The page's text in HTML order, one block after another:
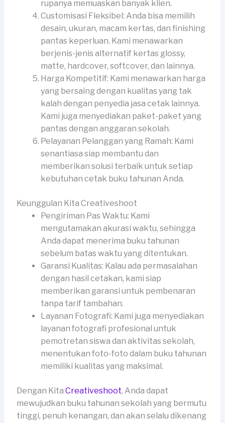
rupanya memuaskan banyak klien.
Customisasi Fleksibel: Anda bisa memilih
desain, ukuran, macam kertas, dan finishing
pantas keperluan. Kami menawarkan
berjenis-jenis alternatif kertas glossy,
matte, hardcover, softcover, dan lainnya.
Harga Kompetitif: Kami menawarkan harga
yang bersaing dengan kualitas yang tak
kalah dengan penyedia jasa cetak lainnya.
Kami juga menyediakan paket-paket yang
pantas dengan anggaran sekolah.
Pelayanan Pelanggan yang Ramah: Kami
senantiasa siap membantu dan
memberikan solusi terbaik untuk setiap
kebutuhan cetak buku tahunan Anda.
Keunggulan Kita Creativeshoot
Pengiriman Pas Waktu: Kami
mengutamakan akurasi waktu, sehingga
Anda dapat menerima buku tahunan
sebelum batas waktu yang ditentukan.
Garansi Kualitas: Kalau ada permasalahan
dengan hasil cetakan, kami siap
memberikan garansi untuk pembenaran
tanpa tarif tambahan.
Layanan Fotografi: Kami juga menyediakan
layanan fotografi profesional untuk
pemotretan siswa dan aktivitas sekolah,
menentukan foto-foto dalam buku tahunan
memiliki kualitas yang maksimal.
Dengan Kita Creativeshoot, Anda dapat
mewujudkan buku tahunan sekolah yang bermutu
tinggi, penuh kenangan, dan akan selalu dikenang